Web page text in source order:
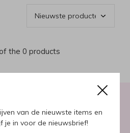
van de nieuwste items en
je in voor de nieuwsbrief!
the 0 products
voor onze